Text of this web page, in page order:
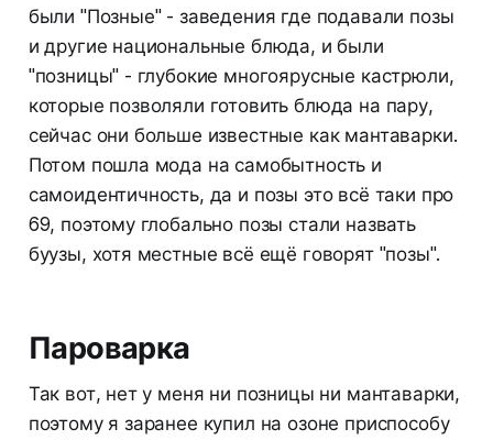
были "Позные" - заведения где подавали позы
и другие национальные блюда, и были
"позницы" - глубокие многоярусные кастрюли,
которые позволяли готовить блюда на пару,
сейчас они больше известные как мантаварки.
Потом пошла мода на самобытность и
самоидентичность, да и позы это всё таки про
69, поэтому глобально позы стали назвать
буузы, хотя местные всё ещё говорят "позы".
Пароварка
Так вот, нет у меня ни позницы ни мантаварки,
поэтому я заранее купил на озоне приспособу